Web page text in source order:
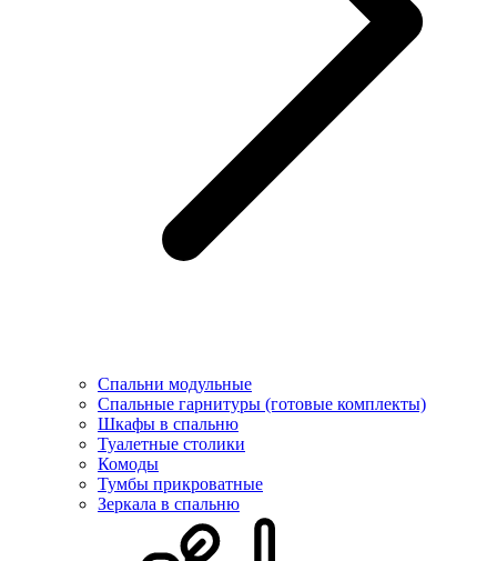
Спальни модульные
Спальные гарнитуры (готовые комплекты)
Шкафы в спальню
Туалетные столики
Комоды
Тумбы прикроватные
Зеркала в спальню